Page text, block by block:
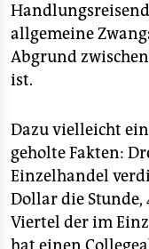
allgemeine
Abgrund
ist.
Dazu vielleicht
geholte Fakten:
Einzelhandel
Dollar die Stunde,
Viertel der im